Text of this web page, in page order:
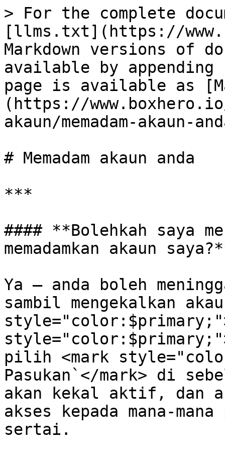
> For the complete
[llms.txt](https://
Markdown versions of
available by
page is available as
(https://
akaun/memadam-akaun-
# Memadam akaun anda
***
#### **Bolehkah saya
memadamkan akaun
Ya — anda boleh
sambil mengekalkan
pilih <mark
Pasukan`</mark> di
akan kekal aktif, dan
akses kepada mana-
sertai.